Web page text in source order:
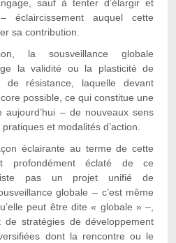
sauf à tenter d’élargir et
éclaircissement auquel cette
sa contribution.
la sousveillance globale
la validité ou la plasticité de
de résistance, laquelle devant
possible, ce qui constitue une
aujourd’hui – de nouveaux sens
et modalités d’action.
éclairante au terme de cette
profondément éclaté de ce
pas un projet unifié de
globale – c’est même
peut être dite « globale » –,
de stratégies de développement
dont la rencontre ou le